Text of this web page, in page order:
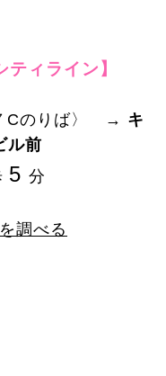
ィライン】
Cのりば〉 → キ
ル前
5 分
調べる